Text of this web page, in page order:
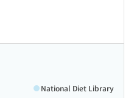
National Diet Library